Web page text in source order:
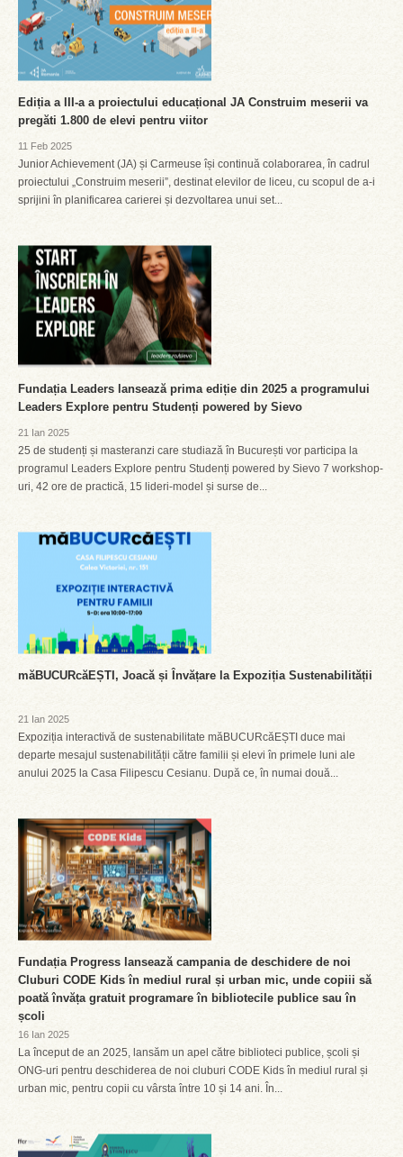
Ediția a III-a a proiectului educațional JA Construim meserii va
pregăti 1.800 de elevi pentru viitor
11 Feb 2025
Junior Achievement (JA) și Carmeuse își continuă colaborarea, în cadrul
proiectului „Construim meserii”, destinat elevilor de liceu, cu scopul de a-i
sprijini în planificarea carierei și dezvoltarea unui set...
Fundația Leaders lansează prima ediție din 2025 a programului
Leaders Explore pentru Studenți powered by Sievo
21 Ian 2025
25 de studenți și masteranzi care studiază în București vor participa la
programul Leaders Explore pentru Studenți powered by Sievo 7 workshop-
uri, 42 ore de practică, 15 lideri-model și surse de...
măBUCURcăEȘTI, Joacă și Învățare la Expoziția Sustenabilității
21 Ian 2025
Expoziția interactivă de sustenabilitate măBUCURcăEȘTI duce mai
departe mesajul sustenabilității către familii și elevi în primele luni ale
anului 2025 la Casa Filipescu Cesianu. După ce, în numai două...
Fundația Progress lansează campania de deschidere de noi
Cluburi CODE Kids în mediul rural și urban mic, unde copiii să
poată învăța gratuit programare în bibliotecile publice sau în
școli
16 Ian 2025
La început de an 2025, lansăm un apel către biblioteci publice, școli și
ONG-uri pentru deschiderea de noi cluburi CODE Kids în mediul rural și
urban mic, pentru copii cu vârsta între 10 și 14 ani. În...